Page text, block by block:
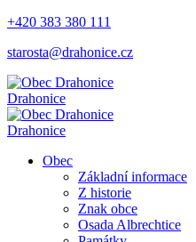
+420 383 380 111
starosta@drahonice.cz
Drahonice
Drahonice
Obec
Základní informace
Z historie
Znak obce
Osada Albrechtice